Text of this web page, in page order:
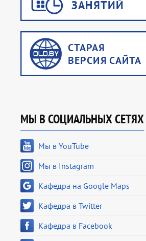
МЫ В СОЦИАЛЬНЫХ СЕТЯХ
Мы в YouTube
Мы в Instagram
Кафедра на Google Maps
Кафедра в Twitter
Кафедра в Facebook